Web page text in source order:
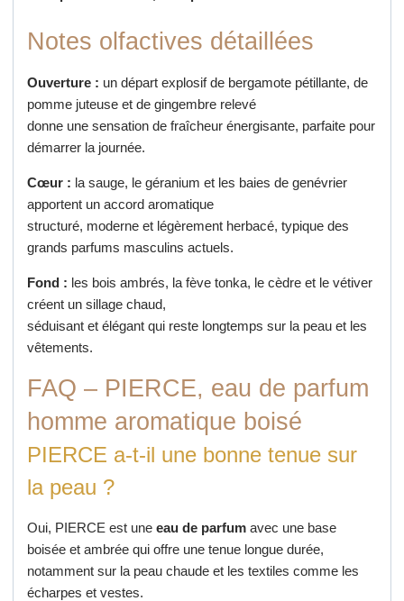
Notes olfactives détaillées
Ouverture : un départ explosif de bergamote pétillante, de
pomme juteuse et de gingembre relevé
donne une sensation de fraîcheur énergisante, parfaite pour
démarrer la journée.
Cœur : la sauge, le géranium et les baies de genévrier
apportent un accord aromatique
structuré, moderne et légèrement herbacé, typique des
grands parfums masculins actuels.
Fond : les bois ambrés, la fève tonka, le cèdre et le vétiver
créent un sillage chaud,
séduisant et élégant qui reste longtemps sur la peau et les
vêtements.
FAQ – PIERCE, eau de parfum
homme aromatique boisé
PIERCE a-t-il une bonne tenue sur
la peau ?
Oui, PIERCE est une eau de parfumavec une base
boisée et ambrée qui offre une tenue longue durée,
notamment sur la peau chaude et les textiles comme les
écharpes et vestes.